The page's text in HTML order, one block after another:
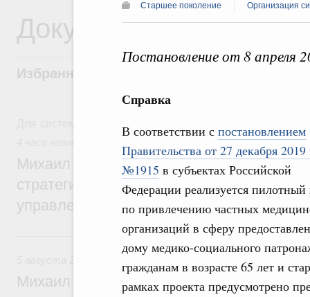
Старшее поколение Организация
Постановление от 8 апреля
Справка
В соответствии с постановлением
Правительства от 27 декабря 2019
№1915 в субъектах Российской
Федерации реализуется пилотный
по привлечению частных
организаций в сферу
дому медико-социального
гражданам в возрасте 65 лет и
рамках проекта предусмотрено
Документы
Избранные документы со справками к
Технологическое развитие. Инновации
Михаил Мишустин дал поручения по
стратегической сессии о
управления научно-технологическим
Вчера
Вопросы производительности труда и
Михаил Мишустин дал поручения по